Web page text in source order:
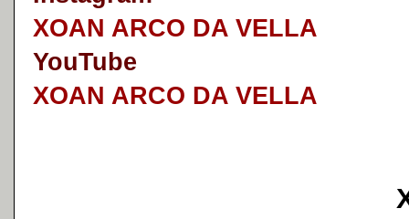
XOAN ARCO DA VELLA
YouTube
XOAN ARCO DA VELLA